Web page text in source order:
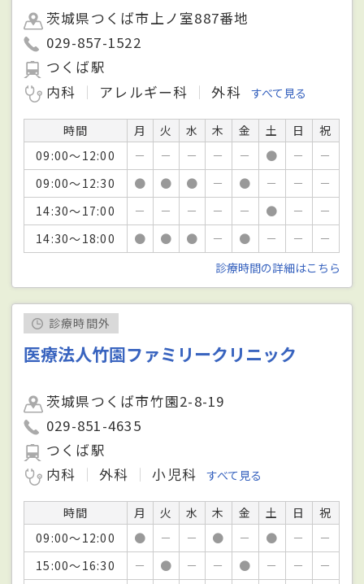
茨城県つくば市上ノ室887番地
029-857-1522
つくば駅
内科
アレルギー科 外科 すべて見る
時間 月 火 水 木 金 土 日
祝
09:00～12:00
－ － － － － ● －
－
09:00～12:30
● ● ● － ● － －
－
14:30～17:00
－ － － － － ● －
－
14:30～18:00
● ● ● － ● － －
－
診療時間の詳細はこちら
診療時間外
医療法人竹園ファミリークリニック
茨城県つくば市竹園2-8-19
029-851-4635
つくば駅
内科
外科 小児科 すべて見る
時間 月 火 水 木 金 土 日
祝
09:00～12:00
● － － ● － ● －
－
15:00～16:30
－ ● － － ● － －
－